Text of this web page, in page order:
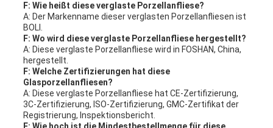
F: Wie heißt diese verglaste Porzellanfliese?
A: Der Markenname dieser verglasten Porzellanfliesen ist
BOLI.
F: Wo wird diese verglaste Porzellanfliese hergestellt?
A: Diese verglaste Porzellanfliese wird in FOSHAN, China,
hergestellt.
F: Welche Zertifizierungen hat diese
Glasporzellanfliesen?
A: Diese verglaste Porzellanfliese hat CE-Zertifizierung,
3C-Zertifizierung, ISO-Zertifizierung, GMC-Zertifikat der
Registrierung, Inspektionsbericht.